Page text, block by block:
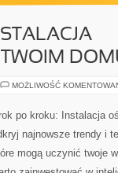
MOŻLIWOŚĆ
po kroku: Instalacja
najnowsze trendy i
mogą uczynić twoje